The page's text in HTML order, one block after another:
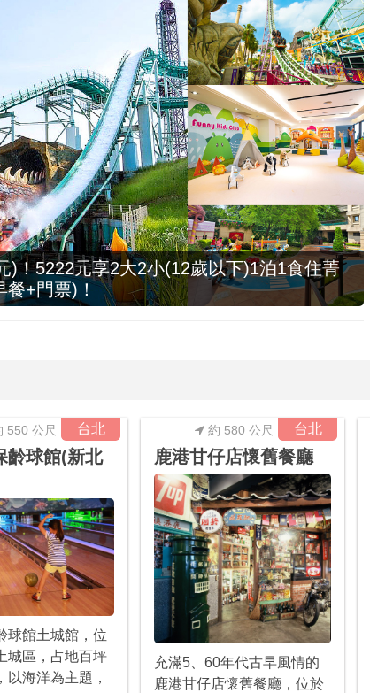
！5222元享2大2小(12歲以下)1泊1食住菁
+門票)！
台北
550 公尺
齡球館(新北
球館土城館，位
城區，占地百坪
以海洋為主題，
台北
約 580 公尺
鹿港甘仔店懷舊餐廳
充滿5、60年代古早風情的
鹿港甘仔店懷舊餐廳，位於